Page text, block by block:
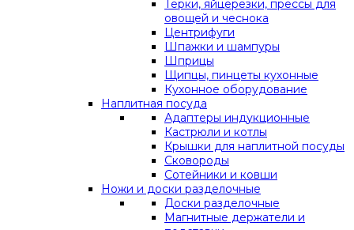
Терки, яйцерезки, прессы для
овощей и чеснока
Центрифуги
Шпажки и шампуры
Шприцы
Щипцы, пинцеты кухонные
Кухонное оборудование
Наплитная посуда
Адаптеры индукционные
Кастрюли и котлы
Крышки для наплитной посуды
Сковороды
Сотейники и ковши
Ножи и доски разделочные
Доски разделочные
Магнитные держатели и